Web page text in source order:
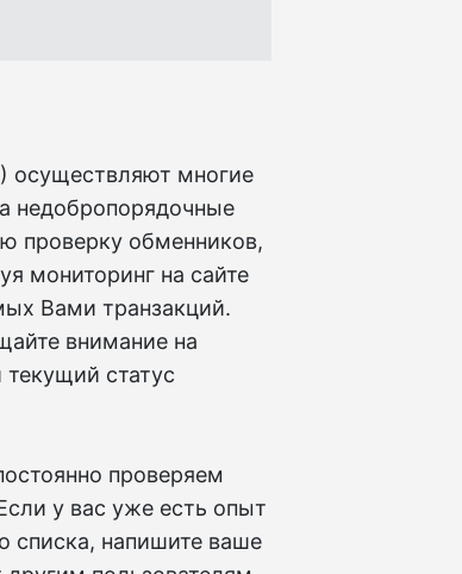
осуществляют многие
недобропорядочные
проверку обменников,
мониторинг на сайте
Вами транзакций.
внимание на
статус
проверяем
у вас уже есть опыт
списка, напишите ваше